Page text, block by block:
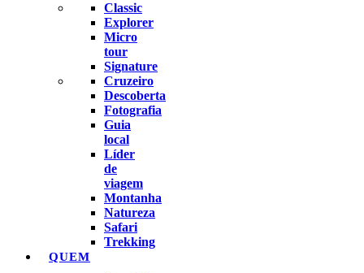
Classic
Explorer
Micro
tour
Signature
Cruzeiro
Descoberta
Fotografia
Guia
local
Líder
de
viagem
Montanha
Natureza
Safari
Trekking
QUEM